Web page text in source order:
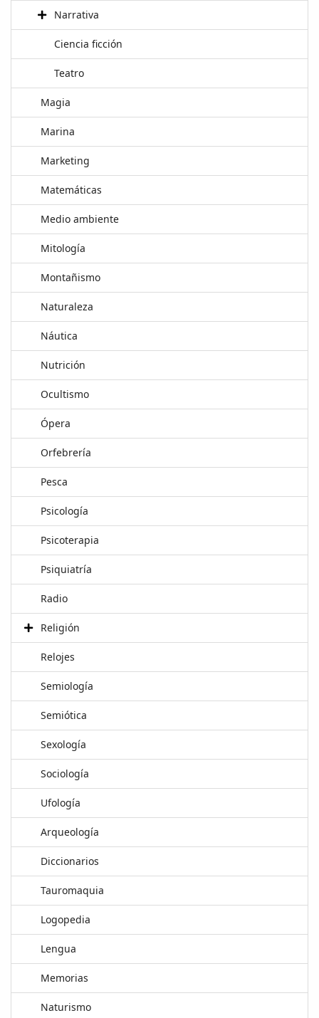
Narrativa
Ciencia ficción
Teatro
Magia
Marina
Marketing
Matemáticas
Medio ambiente
Mitología
Montañismo
Naturaleza
Náutica
Nutrición
Ocultismo
Ópera
Orfebrería
Pesca
Psicología
Psicoterapia
Psiquiatría
Radio
Religión
Relojes
Semiología
Semiótica
Sexología
Sociología
Ufología
Arqueología
Diccionarios
Tauromaquia
Logopedia
Lengua
Memorias
Naturismo